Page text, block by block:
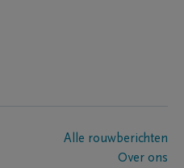
Alle rouwberichten
Over ons